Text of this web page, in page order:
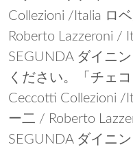
Collezioni /Italia ロ
Roberto Lazzeroni /
SEGUNDA ダイニ
ください。「チェ
Ceccotti Collezioni /
ー二 / Roberto
SEGUNDA ダイニ